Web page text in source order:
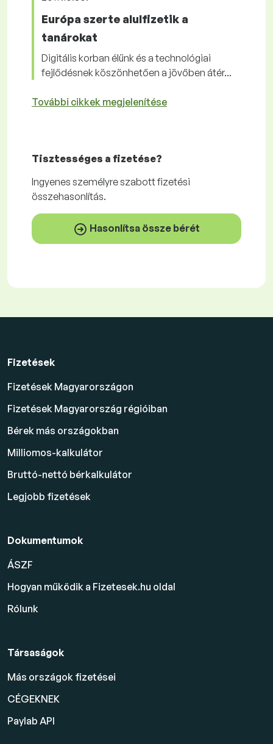
Európa szerte alulfizetik a
tanárokat
Digitális korban élünk és a technológiai
fejlődésnek köszönhetően a jövőben átér...
További cikkek megjelenítése
Tisztességes a fizetése?
Ingyenes személyre szabott fizetési
összehasonlítás.
Hasonlítsa össze bérét
Fizetések
Fizetések Magyarországon
Fizetések Magyarország régióiban
Bérek más országokban
Milliomos-kalkulátor
Bruttó-nettó bérkalkulátor
Legjobb fizetések
Dokumentumok
ÁSZF
Hogyan működik a Fizetesek.hu oldal
Rólunk
Társaságok
Más országok fizetései
CÉGEKNEK
Paylab API